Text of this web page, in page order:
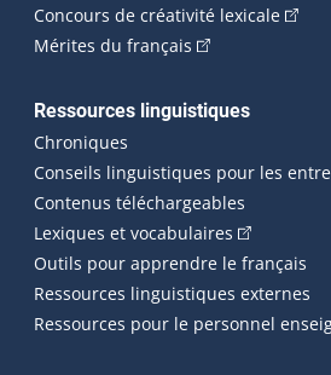
Concours de créativité lexicale(Cet
Mérites du français (Cet hyperlien
Ressources linguistiques
Chroniques
Conseils linguistiques pour les
Contenus téléchargeables
Lexiques et vocabulaires (Cet
Outils pour apprendre le français
Ressources linguistiques externes
Ressources pour le personnel